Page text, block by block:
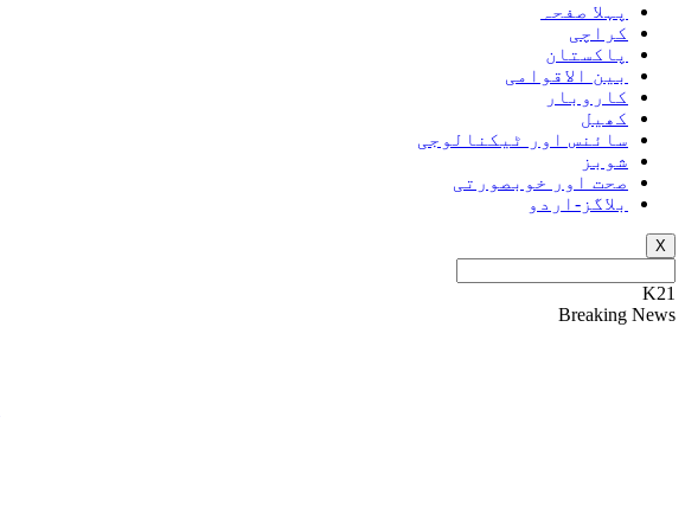
پہلا صفحہ
کراچی
پاکستان
بین الاقوامی
کاروبار
کھیل
سائنس اور ٹیکنالوجی
شوبز
صحت اور خوبصورتی
بلاگز-اردو
X
K21
Breaking News